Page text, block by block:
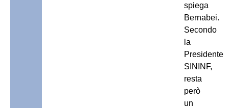
spiega
Bernabei.
Secondo
la
Presidente
SININF,
resta
però
un